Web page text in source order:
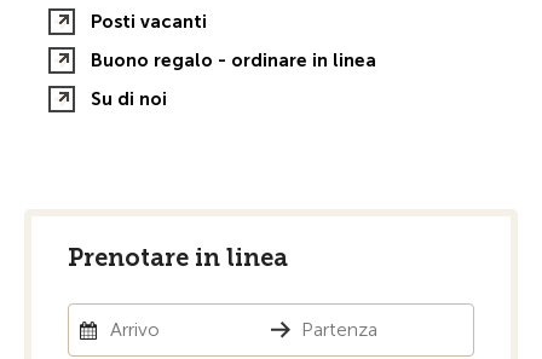
Posti vacanti
Buono regalo - ordinare in linea
Su di noi
Prenotare in linea